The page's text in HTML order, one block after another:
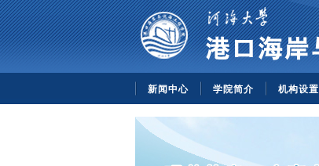
新闻中心 学院简介 机构设置